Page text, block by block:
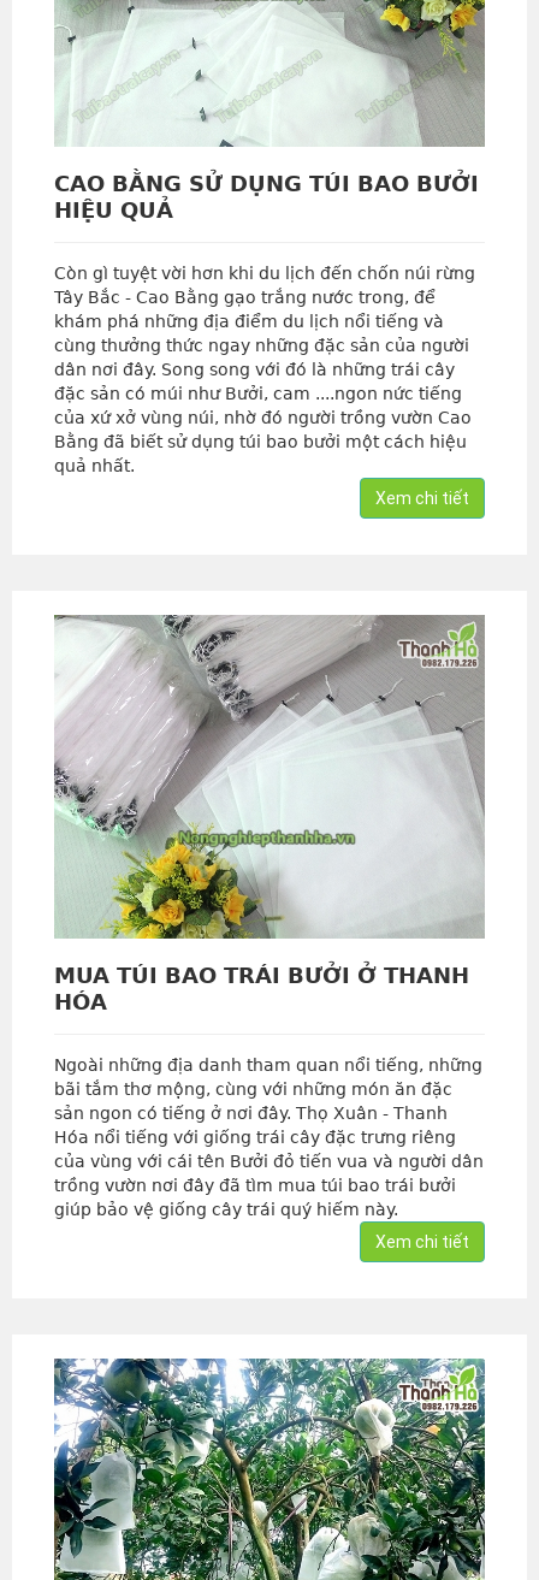
CAO BẰNG SỬ DỤNG TÚI BAO BƯỞI
HIỆU QUẢ
Còn gì tuyệt vời hơn khi du lịch đến chốn núi rừng
Tây Bắc - Cao Bằng gạo trắng nước trong, để
khám phá những địa điểm du lịch nổi tiếng và
cùng thưởng thức ngay những đặc sản của người
dân nơi đây. Song song với đó là những trái cây
đặc sản có múi như Bưởi, cam ....ngon nức tiếng
của xứ xở vùng núi, nhờ đó người trồng vườn Cao
Bằng đã biết sử dụng túi bao bưởi một cách hiệu
quả nhất.
Xem chi tiết
MUA TÚI BAO TRÁI BƯỞI Ở THANH
HÓA
Ngoài những địa danh tham quan nổi tiếng, những
bãi tắm thơ mộng, cùng với những món ăn đặc
sản ngon có tiếng ở nơi đây. Thọ Xuân - Thanh
Hóa nổi tiếng với giống trái cây đặc trưng riêng
của vùng với cái tên Bưởi đỏ tiến vua và người dân
trồng vườn nơi đây đã tìm mua túi bao trái bưởi
giúp bảo vệ giống cây trái quý hiếm này.
Xem chi tiết